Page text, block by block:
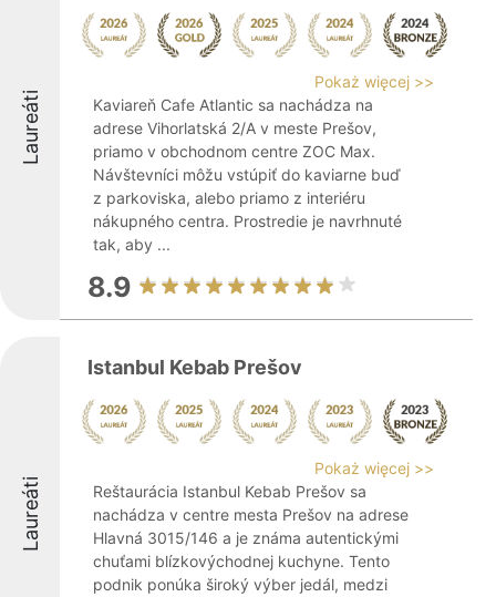
Laureáti
Pokaż więcej >>
Kaviareň Cafe Atlantic sa nachádza na
adrese Vihorlatská 2/A v meste Prešov,
priamo v obchodnom centre ZOC Max.
Návštevníci môžu vstúpiť do kaviarne buď
z parkoviska, alebo priamo z interiéru
nákupného centra. Prostredie je navrhnuté
tak, aby ...
8.9
Laureáti
Istanbul Kebab Prešov
Pokaż więcej >>
Reštaurácia Istanbul Kebab Prešov sa
nachádza v centre mesta Prešov na adrese
Hlavná 3015/146 a je známa autentickými
chuťami blízkovýchodnej kuchyne. Tento
podnik ponúka široký výber jedál, medzi